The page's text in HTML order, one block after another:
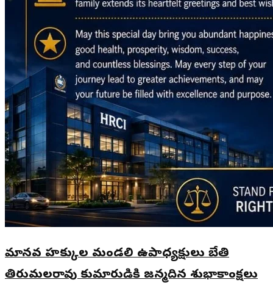
మానవ హక్కుల మండలి ఉపాధ్యక్షులు బేతి
తిరుమలరావు కుమారుడికి జన్మదిన శుభాకాంక్షలు